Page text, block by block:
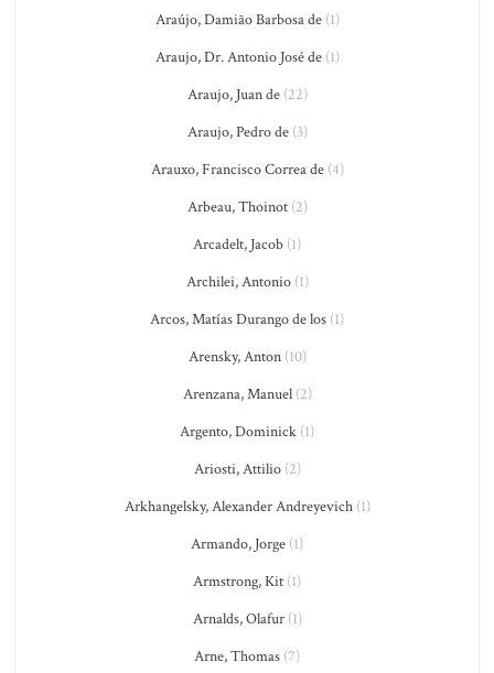
Araújo, Damião Barbosa de(1)
Araujo, Dr. Antonio José de(1)
Araujo, Juan de(22)
Araujo, Pedro de(3)
Arauxo, Francisco Correa de(4)
Arbeau, Thoinot(2)
Arcadelt, Jacob (1)
Archilei, Antonio(1)
Arcos, Matías Durango de los (1)
Arensky, Anton(10)
Arenzana, Manuel(2)
Argento, Dominick (1)
Ariosti, Attilio(2)
Arkhangelsky, Alexander Andreyevich(1)
Armando, Jorge (1)
Armstrong, Kit (1)
Arnalds, Olafur(1)
Arne, Thomas (7)